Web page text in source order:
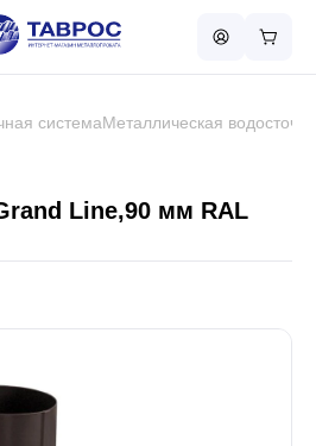
системаМеталлическая
Line,90 мм RAL